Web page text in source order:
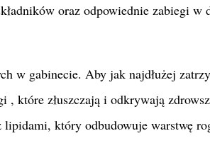
oraz odpowiednie zabiegi w
w gabinecie. Aby jak najdłużej
które złuszczają i odkrywają
który odbudowuje warstwę